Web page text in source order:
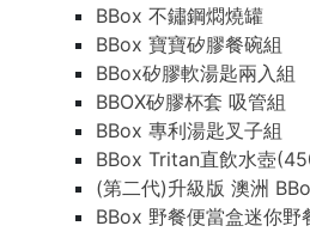
BBox 不鏽鋼燜燒罐
BBox 寶寶矽膠餐碗組
BBox矽膠軟湯匙兩入組
BBOX矽膠杯套 吸管組
BBox 專利湯匙叉子組
BBox Tritan直飲水壺
(第二代)升級版 澳洲
BBox 野餐便當盒迷你野